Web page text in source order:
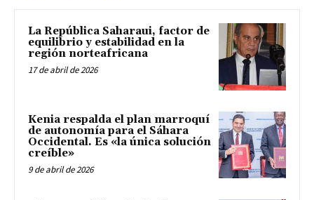
La República Saharaui, factor de
equilibrio y estabilidad en la
región norteafricana
17 de abril de 2026
Kenia respalda el plan marroquí
de autonomía para el Sáhara
Occidental. Es «la única solución
creíble»
9 de abril de 2026